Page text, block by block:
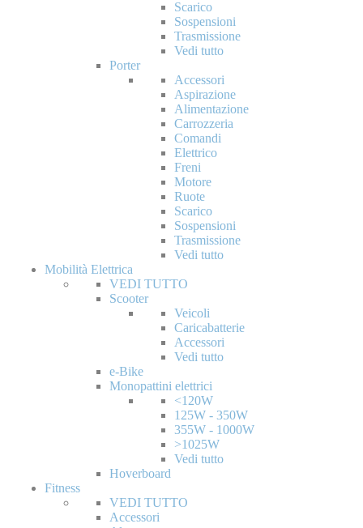
Scarico
Sospensioni
Trasmissione
Vedi tutto
Porter
Accessori
Aspirazione
Alimentazione
Carrozzeria
Comandi
Elettrico
Freni
Motore
Ruote
Scarico
Sospensioni
Trasmissione
Vedi tutto
Mobilità Elettrica
VEDI TUTTO
Scooter
Veicoli
Caricabatterie
Accessori
Vedi tutto
e-Bike
Monopattini elettrici
<120W
125W - 350W
355W - 1000W
>1025W
Vedi tutto
Hoverboard
Fitness
VEDI TUTTO
Accessori